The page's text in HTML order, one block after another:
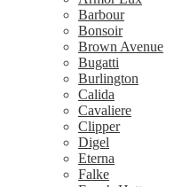
Barbour
Bonsoir
Brown Avenue
Bugatti
Burlington
Calida
Cavaliere
Clipper
Digel
Eterna
Falke